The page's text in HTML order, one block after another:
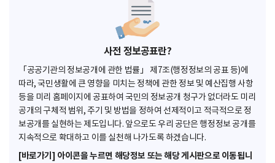
사전 정보공표란?
「공공기관의 정보공개에 관한 법률」 제7조(행정정보의 공표 등)에
따라, 국민생활에 큰 영향을 미치는 정책에 관한 정보 및 예산집행 사항
등을 미리 홈페이지에 공표하여 국민의 정보공개 청구가 없더라도 미리
공개의 구체적 범위, 주기 및 방법을 정하여 선제적이고 적극적으로 정
보공개를 실현하는 제도입니다. 앞으로도 우리 공단은 행정정보 공개를
지속적으로 확대하고 이를 실천해 나가도록 하겠습니다.
[바로가기] 아이콘을 누르면 해당정보 또는 해당 게시판으로 이동됩니